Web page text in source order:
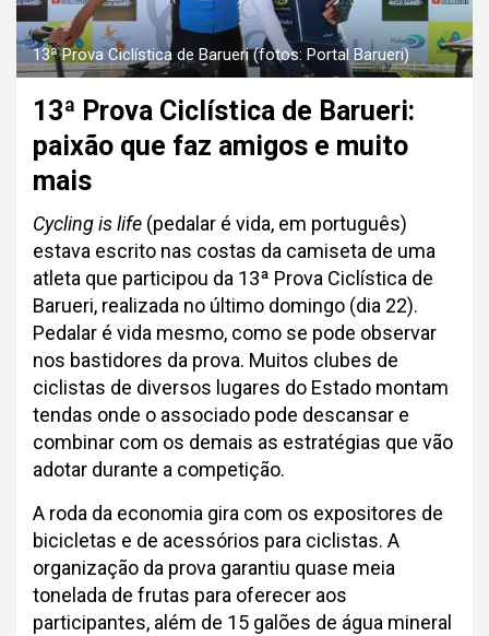
13ª Prova Ciclística de Barueri (fotos: Portal Barueri)
13ª Prova Ciclística de Barueri:
paixão que faz amigos e muito
mais
Cycling is life (pedalar é vida, em português)
estava escrito nas costas da camiseta de uma
atleta que participou da 13ª Prova Ciclística de
Barueri, realizada no último domingo (dia 22).
Pedalar é vida mesmo, como se pode observar
nos bastidores da prova. Muitos clubes de
ciclistas de diversos lugares do Estado montam
tendas onde o associado pode descansar e
combinar com os demais as estratégias que vão
adotar durante a competição.
A roda da economia gira com os expositores de
bicicletas e de acessórios para ciclistas. A
organização da prova garantiu quase meia
tonelada de frutas para oferecer aos
participantes, além de 15 galões de água mineral